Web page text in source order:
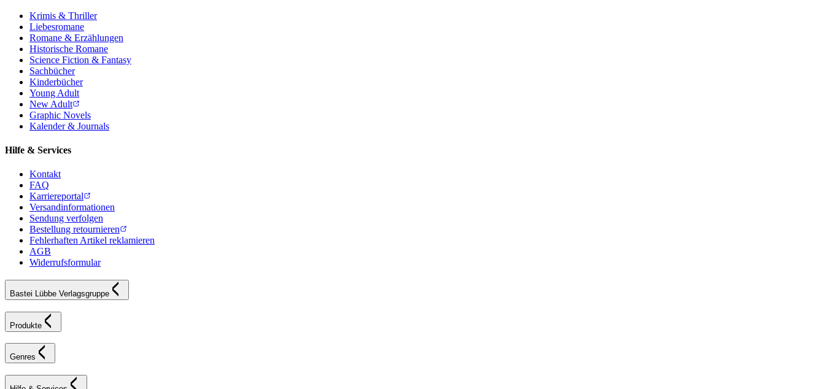
Krimis & Thriller
Liebesromane
Romane & Erzählungen
Historische Romane
Science Fiction & Fantasy
Sachbücher
Kinderbücher
Young Adult
New Adult
Graphic Novels
Kalender & Journals
Hilfe & Services
Kontakt
FAQ
Karriereportal
Versandinformationen
Sendung verfolgen
Bestellung retournieren
Fehlerhaften Artikel reklamieren
AGB
Widerrufsformular
Bastei Lübbe Verlagsgruppe
Produkte
Genres